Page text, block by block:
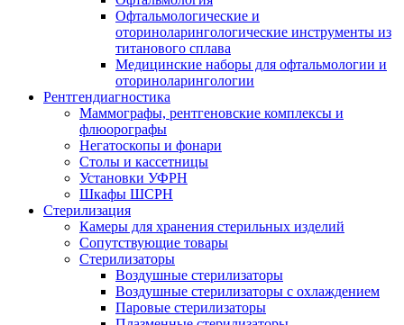
Офтальмологические и
оториноларингологические инструменты из
титанового сплава
Медицинские наборы для офтальмологии и
оториноларингологии
Рентгендиагностика
Маммографы, рентгеновские комплексы и
флюорографы
Негатоскопы и фонари
Столы и кассетницы
Установки УФРН
Шкафы ШСРН
Стерилизация
Камеры для хранения стерильных изделий
Сопутствующие товары
Стерилизаторы
Воздушные стерилизаторы
Воздушные стерилизаторы с охлаждением
Паровые стерилизаторы